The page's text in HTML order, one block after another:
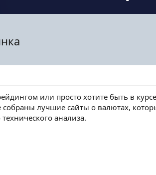
или просто хотите быть в
лучшие сайты о валютах,
анализа.